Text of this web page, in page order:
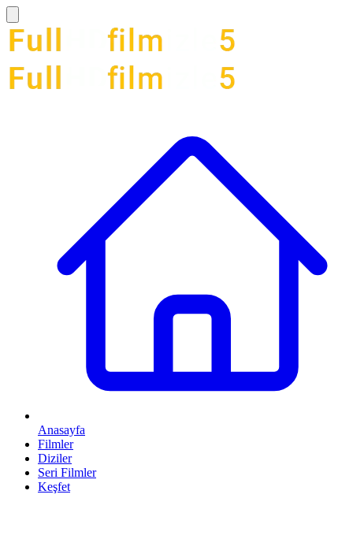
Anasayfa
Filmler
Diziler
Seri Filmler
Keşfet